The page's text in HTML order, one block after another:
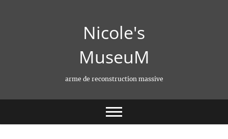
Nicole's
MuseuM
arme de reconstruction massive